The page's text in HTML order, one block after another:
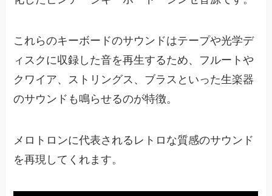
これらのキーボードのサウンドはテープや光学デ
ィスクに収録した音を再生するため、フルートや
クワイア、ストリングス、ブラスといった生楽器
のサウンドも鳴らせるのが特徴。
メロトロンに代表されるレトロな質感のサウンド
を再現してくれます。